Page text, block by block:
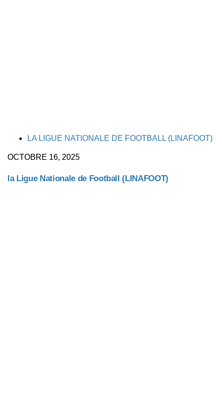
TAGSLA LIGUE NATIONALE DE FOOTBALL (LINAFOOT)
OCTOBRE 16, 2025
la Ligue Nationale de Football (LINAFOOT)